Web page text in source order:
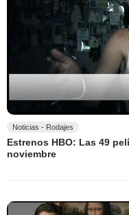
Noticias - Rodajes
Estrenos HBO: Las 49
noviembre